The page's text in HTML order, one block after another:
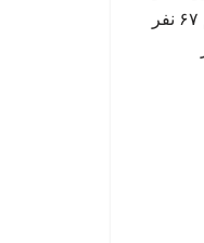
۶۰ هزار مهاجر و جان باختن دست‌کم ۶۷ نفر